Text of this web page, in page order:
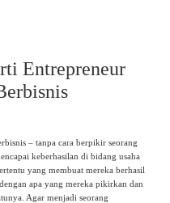
Entrepreneur
– tanpa cara berpikir seorang
keberhasilan di bidang usaha
yang membuat mereka berhasil
apa yang mereka pikirkan dan
Agar menjadi seorang